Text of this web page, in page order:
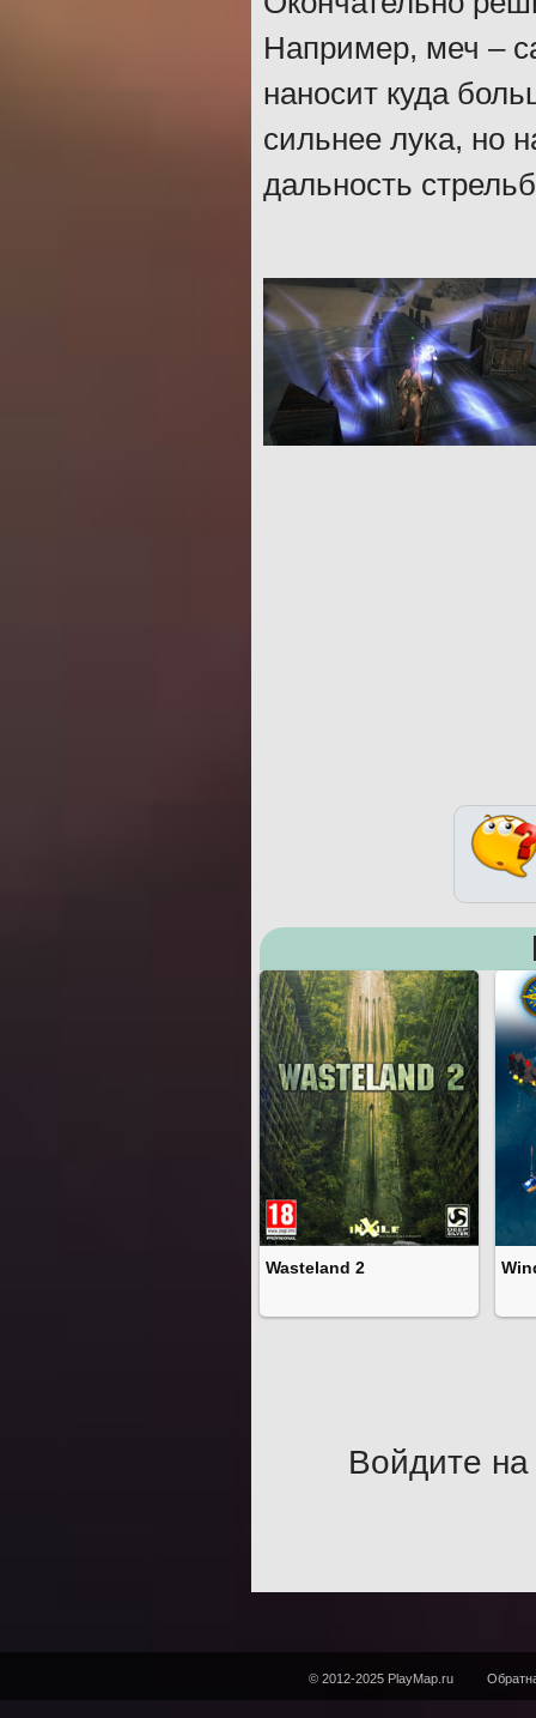
Например, меч –
наносит куда
сильнее лука, но
дальность
Wasteland 2
Войдите на
© 2012-2025 PlayMap.ru